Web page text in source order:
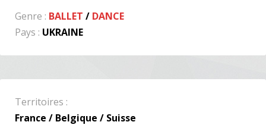
Genre : BALLET / DANCE
Pays : UKRAINE
Territoires :
France / Belgique / Suisse